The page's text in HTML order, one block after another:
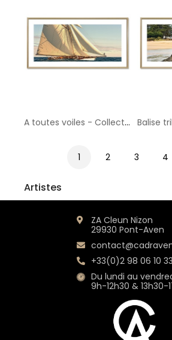
Artistes
A toutes voiles - Collection GF Cohen
1 2 3 4
ZA Cleun Nizon
29930 Pont-Aven
+33(0)2 98 06 10 33
Du lundi au
9h-12h30 & 13h30-